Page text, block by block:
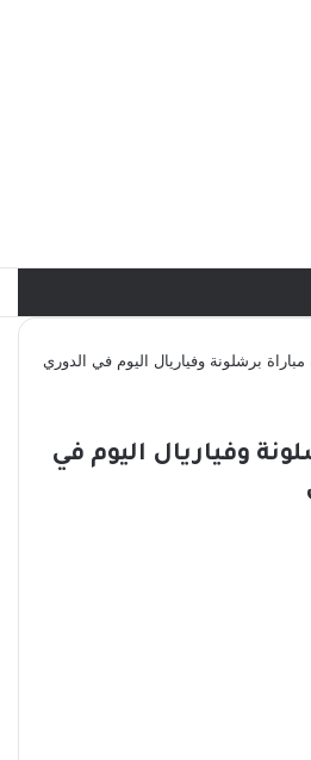
مباراة برشلونة وفياريال اليوم في الدوري
وفياريال اليوم في